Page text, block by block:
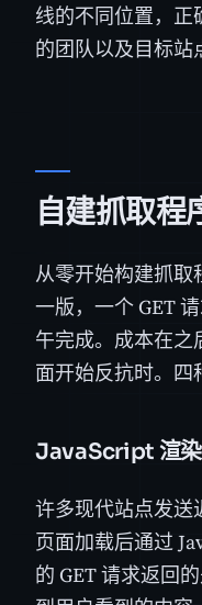
线的不同位置，
的团队以及目标站
自建抓取程
从零开始构建抓取
一版，一个 GET
午完成。成本在之
面开始反抗时。四
JavaScript 渲
许多现代站点发送
页面加载后通过
的 GET 请求返回